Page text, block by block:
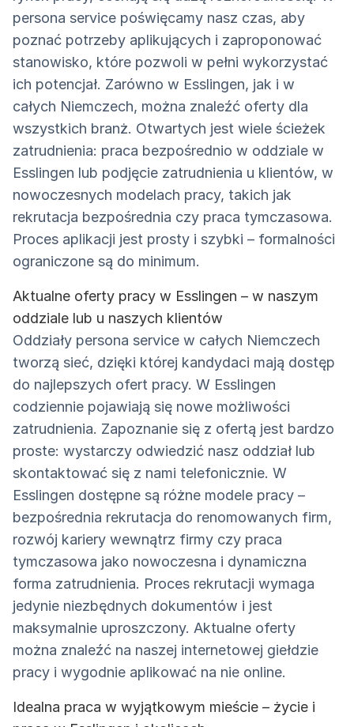
persona service poświęcamy nasz czas, aby
poznać potrzeby aplikujących i zaproponować
stanowisko, które pozwoli w pełni wykorzystać
ich potencjał. Zarówno w Esslingen, jak i w
całych Niemczech, można znaleźć oferty dla
wszystkich branż. Otwartych jest wiele ścieżek
zatrudnienia: praca bezpośrednio w oddziale w
Esslingen lub podjęcie zatrudnienia u klientów, w
nowoczesnych modelach pracy, takich jak
rekrutacja bezpośrednia czy praca tymczasowa.
Proces aplikacji jest prosty i szybki – formalności
ograniczone są do minimum.
Aktualne oferty pracy w Esslingen – w naszym
oddziale lub u naszych klientów
Oddziały persona service w całych Niemczech
tworzą sieć, dzięki której kandydaci mają dostęp
do najlepszych ofert pracy. W Esslingen
codziennie pojawiają się nowe możliwości
zatrudnienia. Zapoznanie się z ofertą jest bardzo
proste: wystarczy odwiedzić nasz oddział lub
skontaktować się z nami telefonicznie. W
Esslingen dostępne są różne modele pracy –
bezpośrednia rekrutacja do renomowanych firm,
rozwój kariery wewnątrz firmy czy praca
tymczasowa jako nowoczesna i dynamiczna
forma zatrudnienia. Proces rekrutacji wymaga
jedynie niezbędnych dokumentów i jest
maksymalnie uproszczony. Aktualne oferty
można znaleźć na naszej internetowej giełdzie
pracy i wygodnie aplikować na nie online.
Idealna praca w wyjątkowym mieście – życie i